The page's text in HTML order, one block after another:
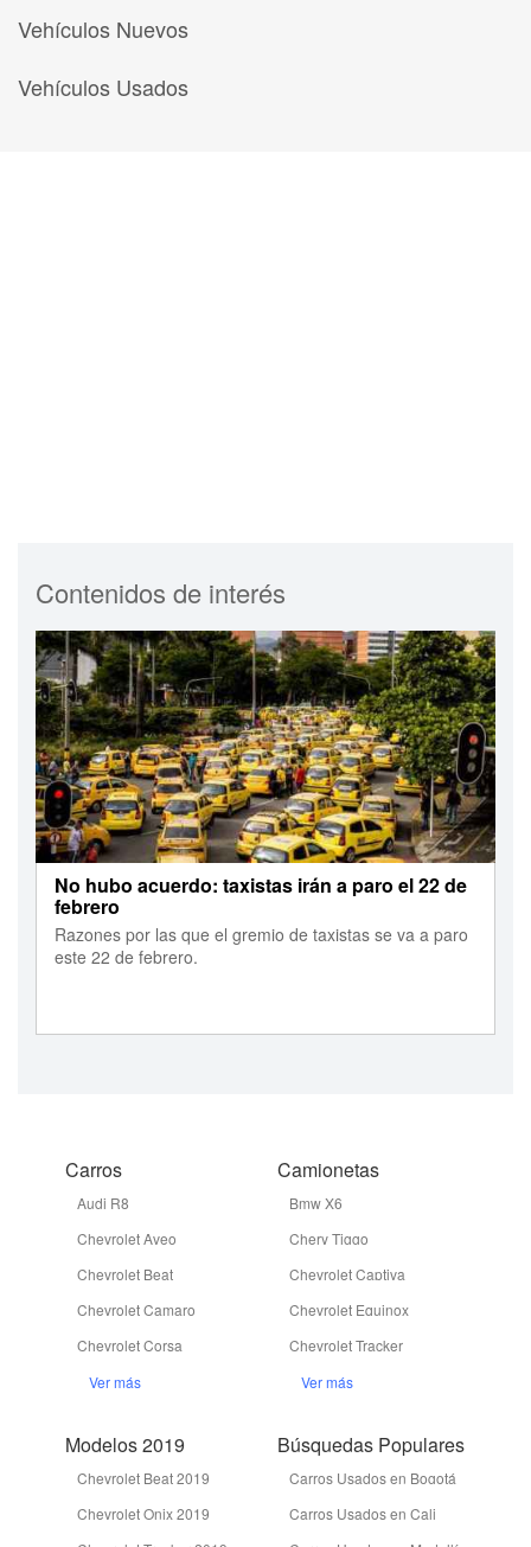
Vehículos Nuevos
Vehículos Usados
Contenidos de interés
No hubo acuerdo: taxistas irán a paro el 22 de
febrero
Razones por las que el gremio de taxistas se va a paro
este 22 de febrero.
Carros
Audi R8
Chevrolet Aveo
Chevrolet Beat
Chevrolet Camaro
Chevrolet Corsa
Ver más
Camionetas
Bmw X6
Chery Tiggo
Chevrolet Captiva
Chevrolet Equinox
Chevrolet Tracker
Ver más
Modelos 2019
Chevrolet Beat 2019
Chevrolet Onix 2019
Búsquedas Populares
Carros Usados en Bogotá
Carros Usados en Cali